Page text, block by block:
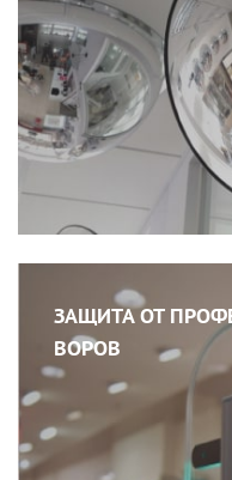
ЗАЩИТА ОТ
ВОРОВ